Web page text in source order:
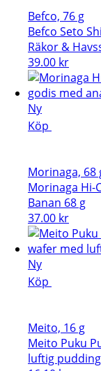
Befco, 76 g
Befco Seto
Räkor &
39.00 kr
Ny
Köp
Morinaga, 68
Morinaga Hi-
Banan 68 g
37.00 kr
Ny
Köp
Meito, 16 g
Meito Puku
luftig